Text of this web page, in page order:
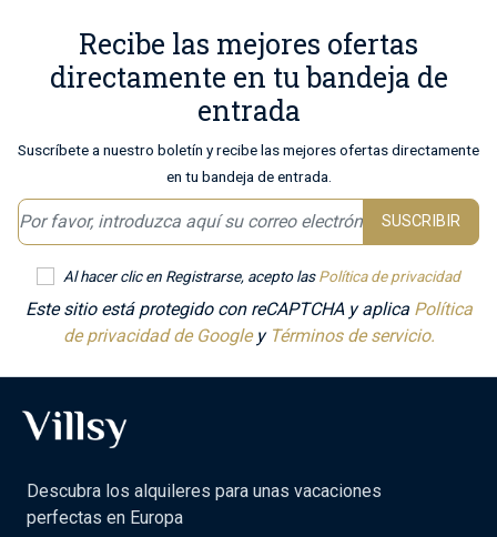
Recibe las mejores ofertas
directamente en tu bandeja de
entrada
Suscríbete a nuestro boletín y recibe las mejores ofertas directamente
en tu bandeja de entrada.
SUSCRIBIR
Al hacer clic en Registrarse, acepto lasPolítica de privacidad
Este sitio está protegido con reCAPTCHA y aplica Política
de privacidad de Google y Términos de servicio.
Descubra los alquileres para unas vacaciones
perfectas en Europa